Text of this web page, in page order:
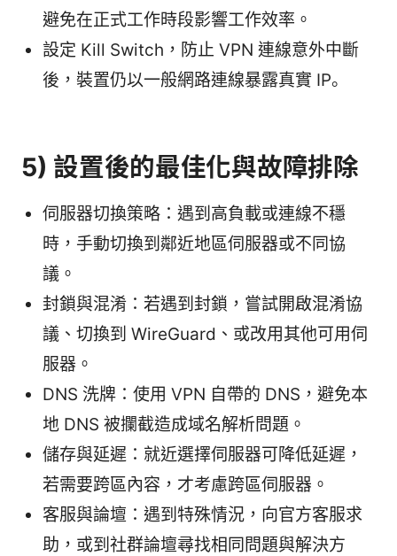
避免在正式工作時段影響工作效率。
設定 Kill Switch，防止 VPN 連線意外中斷
後，裝置仍以一般網路連線暴露真實 IP。
5) 設置後的最佳化與故障排除
伺服器切換策略：遇到高負載或連線不穩
時，手動切換到鄰近地區伺服器或不同協
議。
封鎖與混淆：若遇到封鎖，嘗試開啟混淆協
議、切換到 WireGuard、或改用其他可用伺
服器。
DNS 洗牌：使用 VPN 自帶的 DNS，避免本
地 DNS 被攔截造成域名解析問題。
儲存與延遲：就近選擇伺服器可降低延遲，
若需要跨區內容，才考慮跨區伺服器。
客服與論壇：遇到特殊情況，向官方客服求
助，或到社群論壇尋找相同問題與解決方